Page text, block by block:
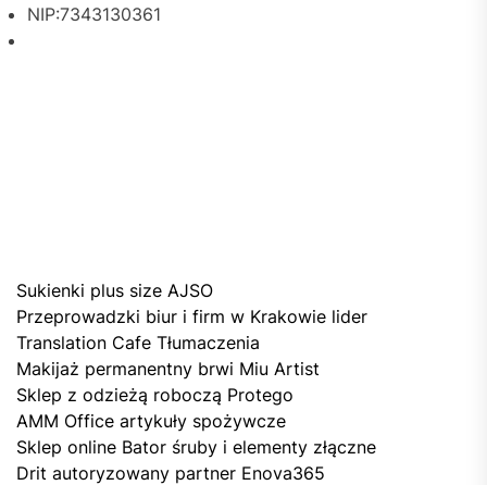
NIP:7343130361
Sukienki plus size AJSO
Przeprowadzki biur i firm w Krakowie lider
Translation Cafe Tłumaczenia
Makijaż permanentny brwi Miu Artist
Sklep z odzieżą roboczą Protego
AMM Office artykuły spożywcze
Sklep online Bator śruby i elementy złączne
Drit autoryzowany partner Enova365